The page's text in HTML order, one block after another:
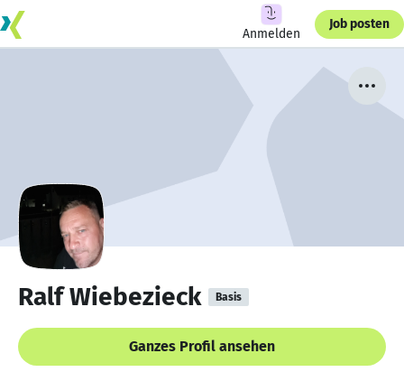
Anmelden
Job posten
Ralf Wiebezieck Basis
Ganzes Profil ansehen